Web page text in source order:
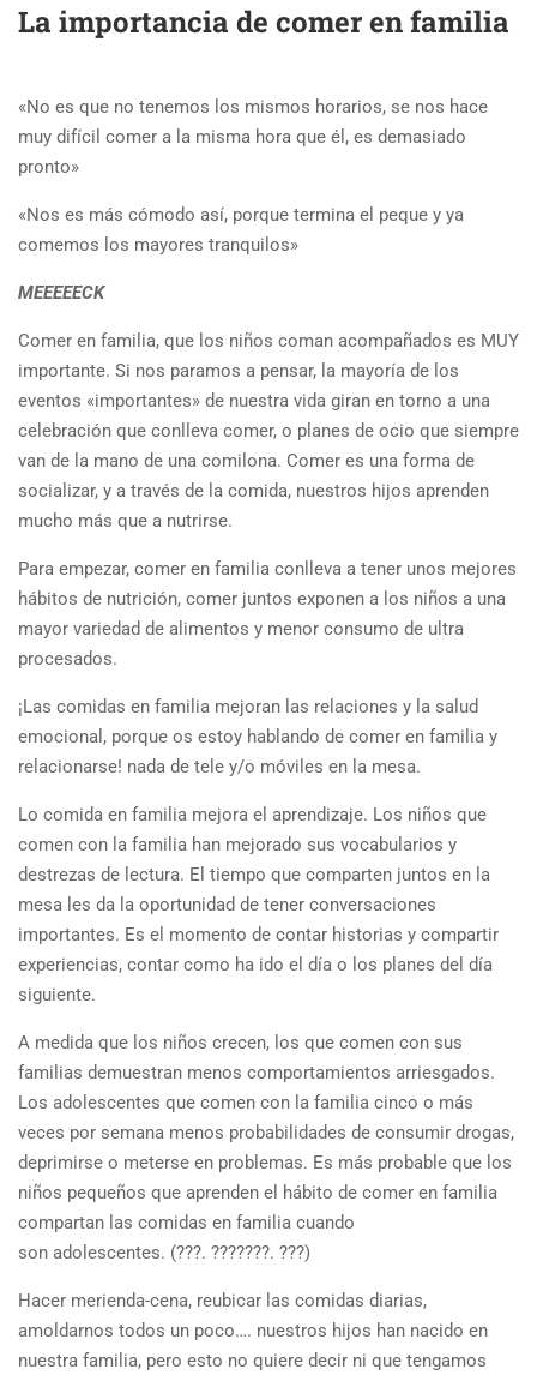
La importancia de comer en familia
«No es que no tenemos los mismos horarios, se nos hace
muy difícil comer a la misma hora que él, es demasiado
pronto»
«Nos es más cómodo así, porque termina el peque y ya
comemos los mayores tranquilos»
MEEEEECK
Comer en familia, que los niños coman acompañados es MUY
importante. Si nos paramos a pensar, la mayoría de los
eventos «importantes» de nuestra vida giran en torno a una
celebración que conlleva comer, o planes de ocio que siempre
van de la mano de una comilona. Comer es una forma de
socializar, y a través de la comida, nuestros hijos aprenden
mucho más que a nutrirse.
Para empezar, comer en familia conlleva a tener unos mejores
hábitos de nutrición, comer juntos exponen a los niños a una
mayor variedad de alimentos y menor consumo de ultra
procesados. ⁣
¡Las comidas en familia mejoran las relaciones y la salud
emocional, porque os estoy hablando de comer en familia y
relacionarse! nada de tele y/o móviles en la mesa. ⁣
Lo comida en familia mejora el aprendizaje. Los niños que
comen con la familia han mejorado sus vocabularios y
destrezas de lectura. El tiempo que comparten juntos en la
mesa les da la oportunidad de tener conversaciones
importantes. Es el momento de contar historias y compartir
experiencias, contar como ha ido el día o los planes del día
siguiente. ⁣
A medida que los niños crecen, los que comen con sus
familias demuestran menos comportamientos arriesgados.
Los adolescentes que comen con la familia cinco o más
veces por semana menos probabilidades de consumir drogas,
deprimirse o meterse en problemas. Es más probable que los
niños pequeños que aprenden el hábito de comer en familia
compartan las comidas en familia cuando
son adolescentes. (???. ???????. ???)
Hacer merienda-cena, reubicar las comidas diarias,
amoldarnos todos un poco…. nuestros hijos han nacido en
nuestra familia, pero esto no quiere decir ni que tengamos